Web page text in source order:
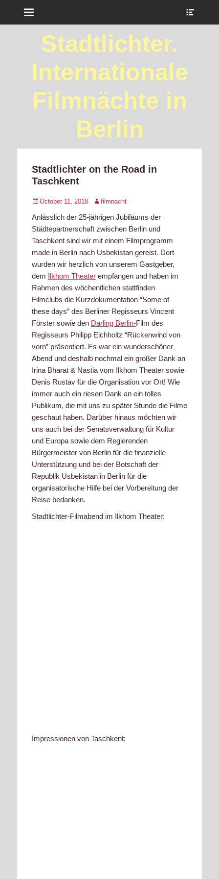
Stadtlichter.
Internationale
Filmnächte in
Berlin
Stadtlichter on the Road in
Taschkent
Posted
October 11, 2018 Author
filmnacht
Anlässlich der 25-jährigen Jubiläums der
Städtepartnerschaft zwischen Berlin und
Taschkent sind wir mit einem Filmprogramm
made in Berlin nach Usbekistan gereist. Dort
wurden wir herzlich von unserem Gastgeber,
dem Ilkhom Theater empfangen und haben im
Rahmen des wöchentlichen stattfinden
Filmclubs die Kurzdokumentation “Some of
these days” des Berliner Regisseurs Vincent
Förster sowie den Darling Berlin-Film des
Regisseurs Philipp Eichholtz “Rückenwind von
vorn” präsentiert. Es war ein wunderschöner
Abend und deshalb nochmal ein großer Dank an
Irina Bharat & Nastia vom Ilkhom Theater sowie
Denis Rustav für die Organisation vor Ort! Wie
immer auch ein riesen Dank an ein tolles
Publikum, die mit uns zu später Stunde die Filme
geschaut haben. Darüber hinaus möchten wir
uns auch bei der Senatsverwaltung für Kultur
und Europa sowie dem Regierenden
Bürgermeister von Berlin für die finanzielle
Unterstützung und bei der Botschaft der
Republik Usbekistan in Berlin für die
organisatorische Hilfe bei der Vorbereitung der
Reise bedanken.
Stadtlichter-Filmabend im Ilkhom Theater:
Impressionen von Taschkent: